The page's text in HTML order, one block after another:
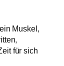
Muskel,
für sich